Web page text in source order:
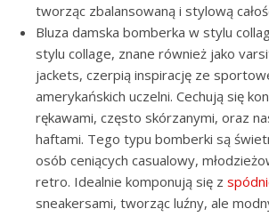
tworząc zbalansowaną i stylową
Bluza damska bomberka w stylu
stylu collage, znane również jako
jackets, czerpią inspirację ze
amerykańskich uczelni. Cechują się
rękawami, często skórzanymi, oraz
haftami. Tego typu bomberki są
osób ceniących casualowy,
retro. Idealnie komponują się z
sneakersami, tworząc luźny, ale